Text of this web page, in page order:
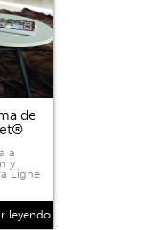
de
a
y
Ligne
leyendo